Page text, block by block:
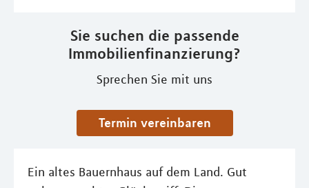
Sie suchen die passende
Immobilienfinanzierung?
Sprechen Sie mit uns
Termin vereinbaren
Ein altes Bauernhaus auf dem Land. Gut